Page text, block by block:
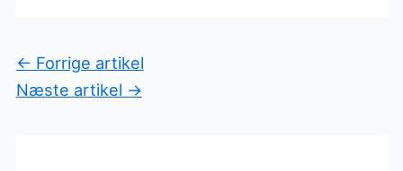
← Forrige artikel
Næste artikel →